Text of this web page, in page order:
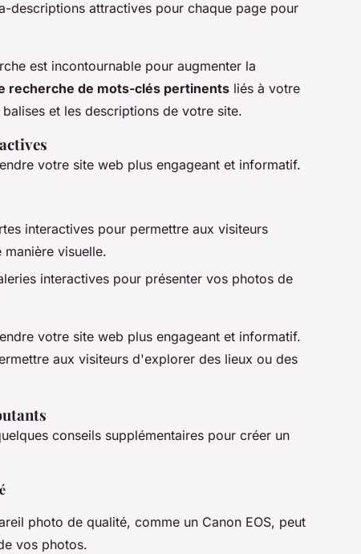
descriptions attractives pour chaque page pour
est incontournable pour augmenter la
recherche de mots-clés pertinents liés à votre
et les descriptions de votre site.
votre site web plus engageant et informatif.
interactives pour permettre aux visiteurs
visuelle.
interactives pour présenter vos photos de
votre site web plus engageant et informatif.
aux visiteurs d'explorer des lieux ou des
conseils supplémentaires pour créer un
photo de qualité, comme un Canon EOS, peut
vos photos.